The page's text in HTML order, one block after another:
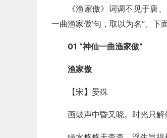
《渔家傲》词调不见于唐
一曲渔家傲’句，取以为名”。下
01 “神仙一曲渔家傲”
渔家傲
【宋】晏殊
画鼓声中昏又晓。时光只解